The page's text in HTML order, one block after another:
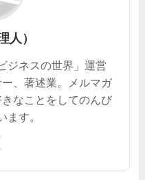
人）
ジネスの世界」運営
、著述業。メルマガ
なことをしてのんび
ます。